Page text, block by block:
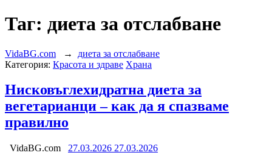
Таг: диета за отслабване
VidaBG.com → диета за отслабване
Категория: Красота и здраве Храна
Нисковъглехидратна диета за
вегетарианци – как да я спазваме
правилно
VidaBG.com 27.03.2026 27.03.2026